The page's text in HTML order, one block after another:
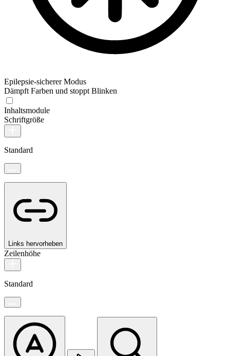
Epilepsie-sicherer Modus
Dämpft Farben und stoppt Blinken
Inhaltsmodule
Schriftgröße
Standard
Links hervorheben
Zeilenhöhe
Standard